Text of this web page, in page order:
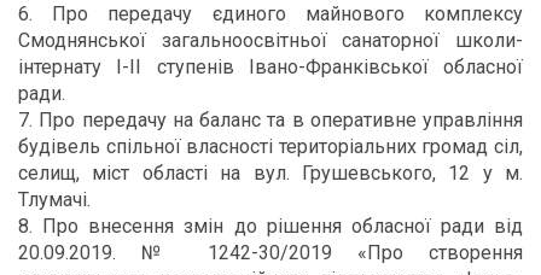
6. Про передачу єдиного майнового комплексу
Смоднянської загальноосвітньої санаторної школи-
інтернату I-II ступенів Івано-Франківської обласної
ради.
7. Про передачу на баланс та в оперативне управління
будівель спільної власності територіальних громад сіл,
селищ, міст області на вул. Грушевського, 12 у м.
Тлумачі.
8. Про внесення змін до рішення обласної ради від
20.09.2019. № 1242-30/2019 «Про створення